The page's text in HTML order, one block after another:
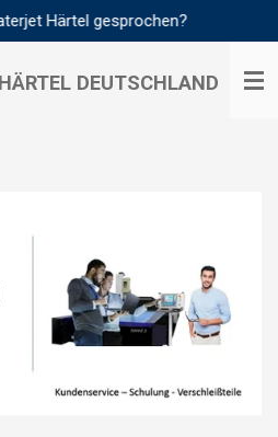
DEUTSCHLAND
Härtel gesprochen?